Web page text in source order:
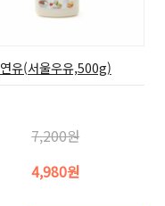
연유(서울우유,500g)
7,200원
4,980원